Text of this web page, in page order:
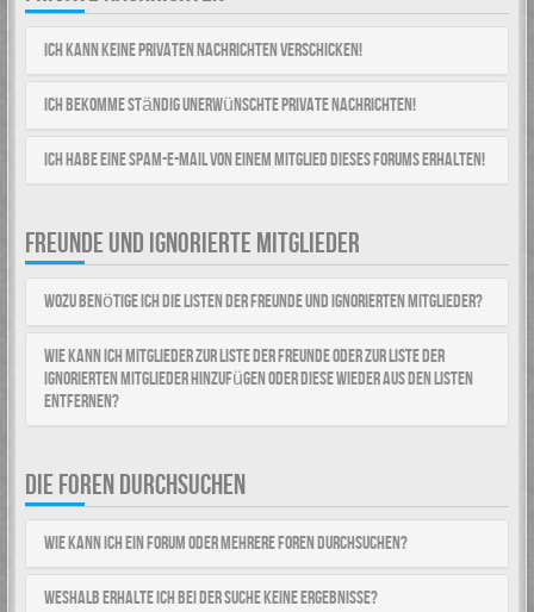
Ich kann keine Privaten Nachrichten verschicken!
Ich bekomme ständig unerwünschte Private Nachrichten!
Ich habe eine Spam-E-Mail von einem Mitglied dieses Forums erhalten!
FREUNDE UND IGNORIERTE MITGLIEDER
Wozu benötige ich die Listen der Freunde und ignorierten Mitglieder?
Wie kann ich Mitglieder zur Liste der Freunde oder zur Liste der
ignorierten Mitglieder hinzufügen oder diese wieder aus den Listen
entfernen?
DIE FOREN DURCHSUCHEN
Wie kann ich ein Forum oder mehrere Foren durchsuchen?
Weshalb erhalte ich bei der Suche keine Ergebnisse?